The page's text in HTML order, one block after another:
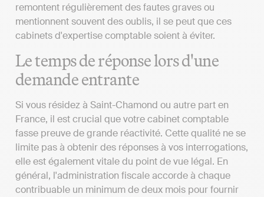
remontent régulièrement des fautes graves ou
mentionnent souvent des oublis, il se peut que ces
cabinets d'expertise comptable soient à éviter.
Le temps de réponse lors d'une
demande entrante
Si vous résidez à Saint-Chamond ou autre part en
France, il est crucial que votre cabinet comptable
fasse preuve de grande réactivité. Cette qualité ne se
limite pas à obtenir des réponses à vos interrogations,
elle est également vitale du point de vue légal. En
général, l'administration fiscale accorde à chaque
contribuable un minimum de deux mois pour fournir